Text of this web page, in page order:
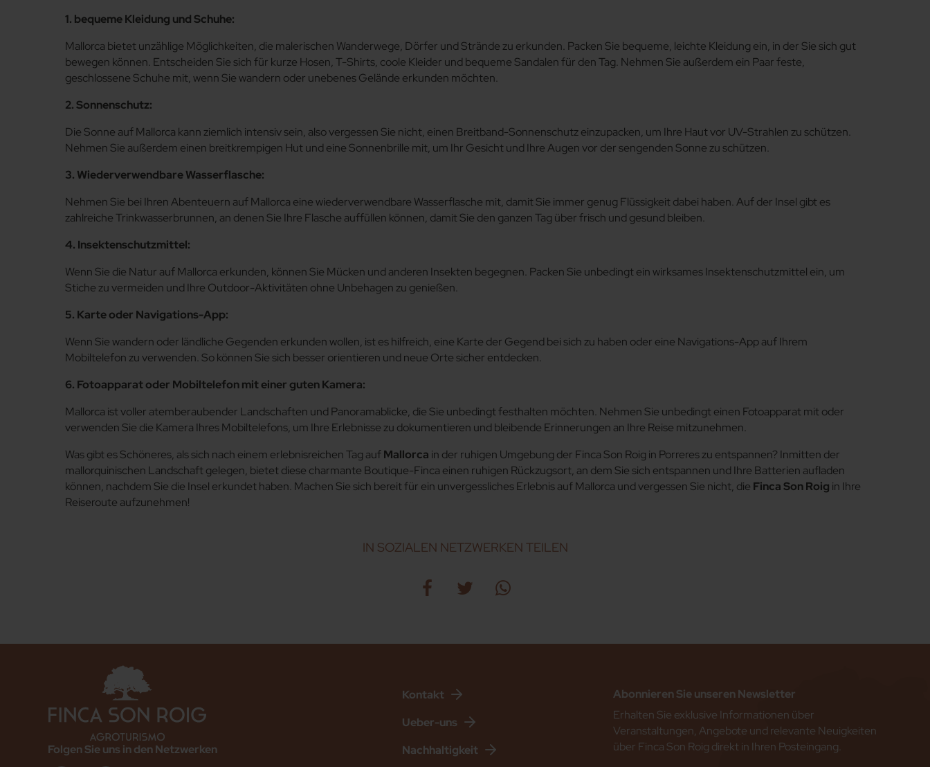
1. bequeme Kleidung und Schuhe:
Mallorca bietet unzählige Möglichkeiten, die malerischen Wanderwege, Dörfer und Strände zu erkunden. Packen Sie bequeme, leichte Kleidung ein, in der Sie sich gut
bewegen können. Entscheiden Sie sich für kurze Hosen, T-Shirts, coole Kleider und bequeme Sandalen für den Tag. Nehmen Sie außerdem ein Paar feste,
geschlossene Schuhe mit, wenn Sie wandern oder unebenes Gelände erkunden möchten.
2. Sonnenschutz:
Die Sonne auf Mallorca kann ziemlich intensiv sein, also vergessen Sie nicht, einen Breitband-Sonnenschutz einzupacken, um Ihre Haut vor UV-Strahlen zu schützen.
Nehmen Sie außerdem einen breitkrempigen Hut und eine Sonnenbrille mit, um Ihr Gesicht und Ihre Augen vor der sengenden Sonne zu schützen.
3. Wiederverwendbare Wasserflasche:
Nehmen Sie bei Ihren Abenteuern auf Mallorca eine wiederverwendbare Wasserflasche mit, damit Sie immer genug Flüssigkeit dabei haben. Auf der Insel gibt es
zahlreiche Trinkwasserbrunnen, an denen Sie Ihre Flasche auffüllen können, damit Sie den ganzen Tag über frisch und gesund bleiben.
4. Insektenschutzmittel:
Wenn Sie die Natur auf Mallorca erkunden, können Sie Mücken und anderen Insekten begegnen. Packen Sie unbedingt ein wirksames Insektenschutzmittel ein, um
Stiche zu vermeiden und Ihre Outdoor-Aktivitäten ohne Unbehagen zu genießen.
5. Karte oder Navigations-App:
Wenn Sie wandern oder ländliche Gegenden erkunden wollen, ist es hilfreich, eine Karte der Gegend bei sich zu haben oder eine Navigations-App auf Ihrem
Mobiltelefon zu verwenden. So können Sie sich besser orientieren und neue Orte sicher entdecken.
6. Fotoapparat oder Mobiltelefon mit einer guten Kamera:
Mallorca ist voller atemberaubender Landschaften und Panoramablicke, die Sie unbedingt festhalten möchten. Nehmen Sie unbedingt einen Fotoapparat mit oder
verwenden Sie die Kamera Ihres Mobiltelefons, um Ihre Erlebnisse zu dokumentieren und bleibende Erinnerungen an Ihre Reise mitzunehmen.
Was gibt es Schöneres, als sich nach einem erlebnisreichen Tag aufMallorca in der ruhigen Umgebung der Finca Son Roig in Porreres zu entspannen? Inmitten der
mallorquinischen Landschaft gelegen, bietet diese charmante Boutique-Finca einen ruhigen Rückzugsort, an dem Sie sich entspannen und Ihre Batterien aufladen
können, nachdem Sie die Insel erkundet haben. Machen Sie sich bereit für ein unvergessliches Erlebnis auf Mallorca und vergessen Sie nicht, die Finca Son Roig in Ihre
Reiseroute aufzunehmen!
IN SOZIALEN NETZWERKEN TEILEN
Folgen Sie uns in den Netzwerken
Kontakt
Ueber-uns
Nachhaltigkeit
Abonnieren Sie unseren Newsletter
Erhalten Sie exklusive Informationen über
Veranstaltungen, Angebote und relevante Neuigkeiten
über Finca Son Roig direkt in Ihren Posteingang.